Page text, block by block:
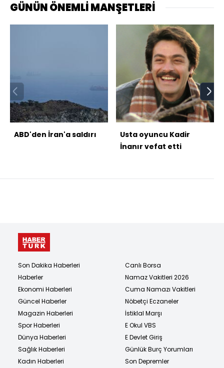
GÜNÜN ÖNEMLİ MANŞETLERİ
ABD'den İran'a saldırı
Usta oyuncu Kadir
İnanır vefat etti
Son Dakika Haberleri
Haberler
Ekonomi Haberleri
Güncel Haberler
Magazin Haberleri
Spor Haberleri
Dünya Haberleri
Sağlık Haberleri
Kadın Haberleri
Canlı Borsa
Namaz Vakitleri 2026
Cuma Namazı Vakitleri
Nöbetçi Eczaneler
İstiklal Marşı
E Okul VBS
E Devlet Giriş
Günlük Burç Yorumları
Son Depremler